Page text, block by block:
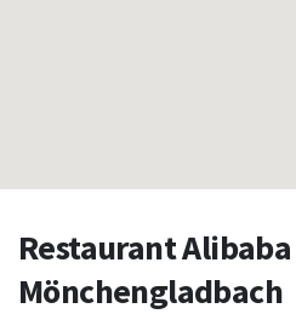
Restaurant Alibaba
Mönchengladbach